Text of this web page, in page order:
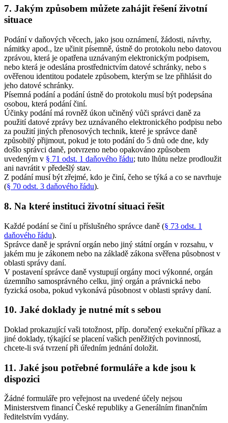
7. Jakým způsobem můžete zahájit řešení životní
situace
Podání v daňových věcech, jako jsou oznámení, žádosti, návrhy,
námitky apod., lze učinit písemně, ústně do protokolu nebo datovou
zprávou, která je opatřena uznávaným elektronickým podpisem,
nebo která je odeslána prostřednictvím datové schránky, nebo s
ověřenou identitou podatele způsobem, kterým se lze přihlásit do
jeho datové schránky.
Písemná podání a podání ústně do protokolu musí být podepsána
osobou, která podání činí.
Účinky podání má rovněž úkon učiněný vůči správci daně za
použití datové zprávy bez uznávaného elektronického podpisu nebo
za použití jiných přenosových technik, které je správce daně
způsobilý přijmout, pokud je toto podání do 5 dnů ode dne, kdy
došlo správci daně, potvrzeno nebo opakováno způsobem
uvedeným v § 71 odst. 1 daňového řádu; tuto lhůtu nelze prodloužit
ani navrátit v předešlý stav.
Z podání musí být zřejmé, kdo je činí, čeho se týká a co se navrhuje
(§ 70 odst. 3 daňového řádu).
8. Na které instituci životní situaci řešit
Každé podání se činí u příslušného správce daně (§ 73 odst. 1
daňového řádu).
Správce daně je správní orgán nebo jiný státní orgán v rozsahu, v
jakém mu je zákonem nebo na základě zákona svěřena působnost v
oblasti správy daní.
V postavení správce daně vystupují orgány moci výkonné, orgán
územního samosprávného celku, jiný orgán a právnická nebo
fyzická osoba, pokud vykonává působnost v oblasti správy daní.
10. Jaké doklady je nutné mít s sebou
Doklad prokazující vaši totožnost, příp. doručený exekuční příkaz a
jiné doklady, týkající se placení vašich peněžitých povinností,
chcete-li svá tvrzení při úředním jednání doložit.
11. Jaké jsou potřebné formuláře a kde jsou k
dispozici
Žádné formuláře pro veřejnost na uvedené účely nejsou
Ministerstvem financí České republiky a Generálním finančním
ředitelstvím vydány.